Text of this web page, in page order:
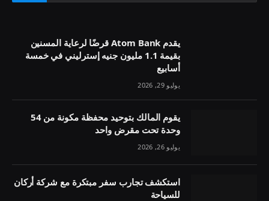
يقدم Atom Bank قرضًا لرعاية المسنين
بقيمة 1.1 مليون جنيه إسترليني في خمسة
أسابيع
يوليو 29, 2026
يقوم المالك بتوحيد محفظة مكونة من 54
وحدة تحت مقرض واحد
يوليو 26, 2026
استكشف تجارب سفر مبتكرة مع شركة أركان
للسياحة